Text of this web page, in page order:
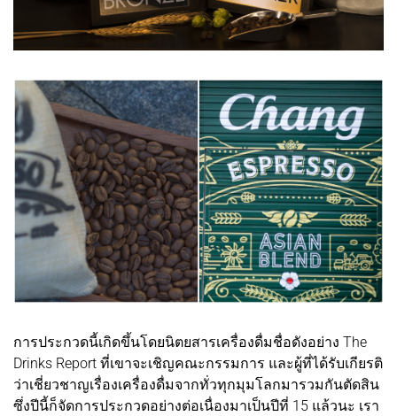
การประกวดนี้เกิดขึ้นโดยนิตยสารเครื่องดื่มชื่อดังอย่าง The
Drinks Report ที่เขาจะเชิญคณะกรรมการ และผู้ที่ได้รับเกียรติ
ว่าเชี่ยวชาญเรื่องเครื่องดื่มจากทั่วทุกมุมโลกมารวมกันตัดสิน
ซึ่งปีนี้ก็จัดการประกวดอย่างต่อเนื่องมาเป็นปีที่ 15 แล้วนะ เรา